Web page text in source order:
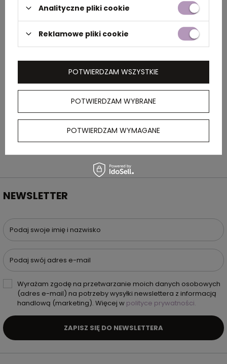
Rozmiar ø 103 × 88 cm
OPIS
Automatyczny parasol z pongee i poliestru
170T, z wygodną rączką, którą można umieścić
na nadgarstku lub przedramieniu, dzięki
czemu będziesz mieć wolne ręce.
NEWSLETTER
Podaj swoje imię i nazwisko
Podaj swój adres e-mail
Wyrażam zgodę na przetwarzanie moich danych osobowych
(adres e-mail) na potrzeby wysyłki newslettera z informacją
handlową (marketing). Więcej w polityce prywatności.
ZAPISZ SIĘ DO NEWSLETTERA
Analityczne pliki cookie
Reklamowe pliki cookie
POTWIERDZAM WYBRANE
POTWIERDZAM WYMAGANE
POTWIERDZAM WSZYSTKIE